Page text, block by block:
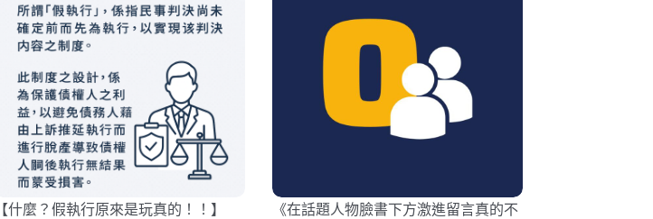
【什麼？假執行原來是玩真的！！】
《在話題人物臉書下方激進留言真的不